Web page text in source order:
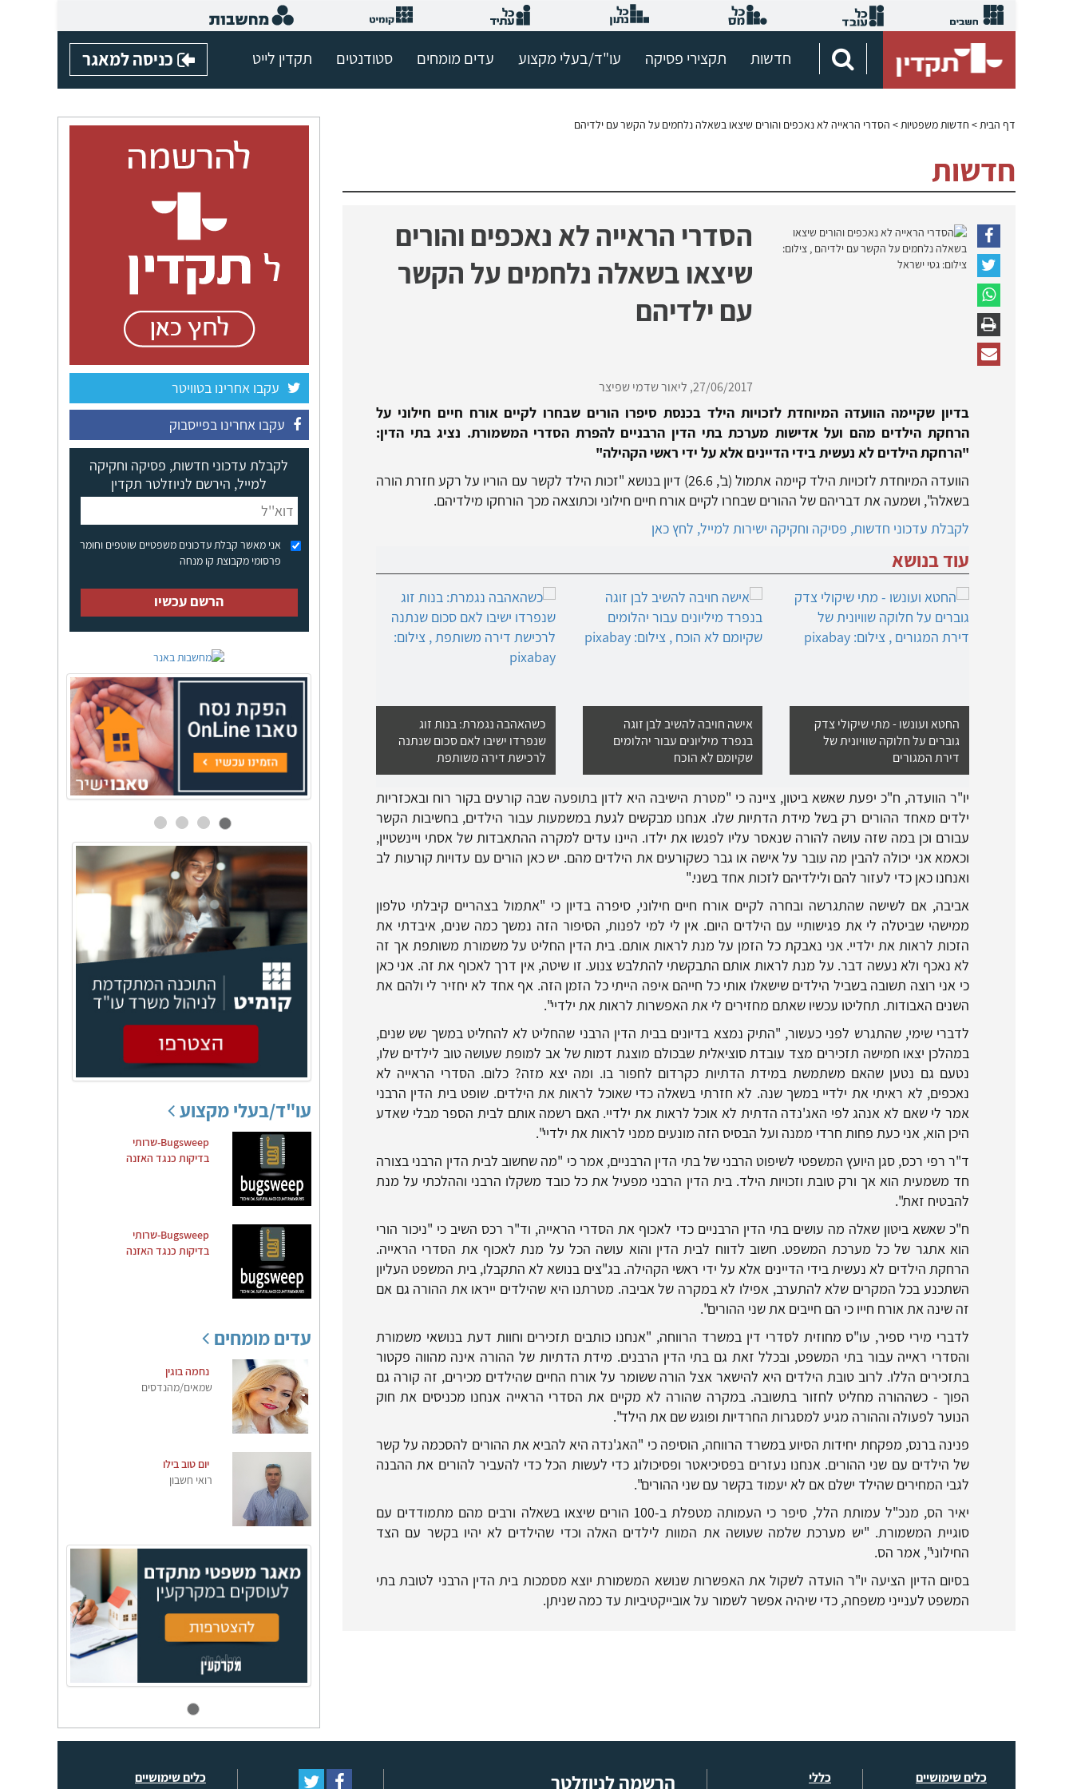
חדשות תקצירי פסיקה עו"ד/בעלי מקצוע עדים מומחים סטודנטים תקדין לייט כניסה למאגר
דף הבית> חדשות משפטיות> הסדרי הראייה לא נאכפים והורים שיצאו בשאלה נלחמים על הקשר עם ילדיהם
חדשות
הסדרי הראייה לא נאכפים והורים
שיצאו בשאלה נלחמים על הקשר
עם ילדיהם
27/06/2017, ליאור שדמי שפיצר
בדיון שקיימה הוועדה המיוחדת לזכויות הילד בכנסת סיפרו הורים שבחרו לקיים אורח חיים חילוני על
הרחקת הילדים מהם ועל אדישות מערכת בתי הדין הרבניים להפרת הסדרי המשמורת. נציג בתי הדין:
"הרחקת הילדים לא נעשית בידי הדיינים אלא על ידי ראשי הקהילה"
הוועדה המיוחדת לזכויות הילד קיימה אתמול (ב', 26.6) דיון בנושא "זכות הילד לקשר עם הוריו על רקע חזרת הורה
בשאלה", ושמעה את דבריהם של ההורים שבחרו לקיים אורח חיים חילוני וכתוצאה מכך הורחקו מילדיהם.
לקבלת עדכוני חדשות, פסיקה וחקיקה ישירות למייל, לחץ כאן
עוד בנושא
החטא ועונשו - מתי שיקולי צדק
גוברים על חלוקה שוויונית של
דירת המגורים
אישה חויבה להשיב לבן זוגה
בנפרד מיליונים עבור יהלומים
שקיומם לא הוכח
כשהאהבה נגמרת: בנות זוג
שנפרדו ישיבו לאם סכום שנתנה
לרכישת דירה משותפת
יו"ר הוועדה, ח"כ יפעת שאשא ביטון, ציינה כי "מטרת הישיבה היא לדון בתופעה שבה קורעים בקור רוח ובאכזריות
ילדים מאחד ההורים רק בשל מידת הדתיות שלו. אנחנו מבקשים לגעת במשמעות עבור הילדים, בחשיבות הקשר
עבורם וכן במה שזה עושה להורה שנאסר עליו לפגשו את ילדו. היינו עדים למקרה ההתאבדות של אסתי ויינשטיין,
וכאמא אני יכולה להבין מה עובר על אישה או גבר כשקורעים את הילדים מהם. יש כאן הורים עם עדויות קורעות לב
ואנחנו כאן כדי לעזור להם ולילדיהם לזכות אחד בשני."
אביבה, אם לשישה שהתגרשה ובחרה לקיים אורח חיים חילוני, סיפרה בדיון כי "אתמול בצהריים קיבלתי טלפון
ממישהי שביטלה לי את פגישותיי עם הילדים היום. אין לי למי לפנות, הסיפור הזה נמשך כמה שנים, איבדתי את
הזכות לראות את ילדיי. אני נאבקת כל הזמן על מנת לראות אותם. בית הדין החליט על משמורת משותפת אך זה
לא נאכף ולא נעשה דבר. על מנת לראות אותם התבקשתי להתלבש צנוע. זו שיטה, אין דרך לאכוף את זה. אני כאן
כי אני רוצה תשובה בשביל הילדים שישאלו אותי כל חייהם איפה הייתי כל הזמן הזה. אף אחד לא יחזיר לי ולהם את
השנים האבודות. תחליטו עכשיו שאתם מחזירים לי את האפשרות לראות את ילדיי".
לדברי שימי, שהתגרש לפני כעשור, "התיק נמצא בדיונים בבית הדין הרבני שהחליט לא להחליט במשך שש שנים,
במהלכן יצאו חמישה תזכירים מצד עובדת סוציאלית שבכולם מוצגת דמות של אב למופת שעושה טוב לילדים שלו,
נטעם גם נטען שהאם משתמשת במידת הדתיות כקרדום לחפור בו. ומה יצא מזה? כלום. הסדרי הראייה לא
נאכפים, לא ראיתי את ילדיי במשך שנה. לא חזרתי בשאלה כדי שאוכל לראות את הילדים. שופט בית הדין הרבני
אמר לי שאם לא אנהג לפי האג'נדה הדתית לא אוכל לראות את ילדיי. האם רשמה אותם לבית הספר מבלי שאדע
היכן הוא, אני כעת פחות חרדי ממנה ועל הבסיס הזה מונעים ממני לראות את ילדיי".
ד"ר רפי רכס, סגן היועץ המשפטי לשיפוט הרבני של בתי הדין הרבניים, אמר כי "מה שחשוב לבית הדין הרבני בצורה
חד משמעית הוא אך ורק טובת וזכויות הילד. בית הדין הרבני מפעיל את כל כובד משקלו הרבני וההלכתי על מנת
להבטיח זאת".
ח"כ שאשא ביטון שאלה מה עושים בתי הדין הרבניים כדי לאכוף את הסדרי הראייה, וד"ר רכס השיב כי "ניכור הורי
הוא אתגר של כל מערכת המשפט. חשוב לדווח לבית הדין והוא עושה הכל על מנת לאכוף את הסדרי הראייה.
הרחקת הילדים לא נעשית בידי הדיינים אלא על ידי ראשי הקהילה. בג"צים בנושא לא התקבלו, בית המשפט העליון
השתכנע בכל המקרים שלא להתערב, אפילו לא במקרה של אביבה. מטרתנו היא שהילדים ייראו את ההורה גם אם
זה שינה את אורח חייו כי הם חייבים את שני ההורים".
לדברי מירי ספיר, עו"ס מחוזית לסדרי דין במשרד הרווחה, "אנחנו כותבים תזכירים וחוות דעת בנושאי משמורת
והסדרי ראייה עבור בתי המשפט, ובכלל זאת גם בתי הדין הרבנים. מידת הדתיות של ההורה אינה מהווה פקטור
בתזכירים הללו. לרוב טובת הילדים היא להישאר אצל הורה ששומר על אורח החיים שהילדים מכירים, זה קורה גם
הפוך - כשההורה מחליט לחזור בתשובה. במקרה שהורה לא מקיים את הסדרי הראייה אנחנו מכניסים את חוק
הנוער לפעולה וההורה מגיע למסגרות החרדיות ופוגש שם את הילד".
פנינה ברנס, מפקחת יחידות הסיוע במשרד הרווחה, הוסיפה כי "האג'נדה היא להביא את ההורים להסכמה על קשר
של הילדים עם שני ההורים. אנחנו נעזרים בפסיכיאטר ופסיכולוג כדי לעשות הכל כדי להעביר להורים את ההבנה
לגבי המחירים שהילד ישלם אם לא יעמוד בקשר עם שני ההורים".
יאיר הס, מנכ"ל עמותת הלל, סיפר כי העמותה מטפלת ב-100 הורים שיצאו בשאלה ורבים מהם מתמודדים עם
סוגיית המשמורת. "יש מערכת שלמה שעושה את המוות לילדים האלה וכדי שהילדים לא יהיו בקשר עם הצד
החילוני", אמר הס.
בסיום הדיון הציעה יו"ר הועדה לשקול את האפשרות שנושא המשמורת יוצא מסמכות בית הדין הרבני לטובת בתי
המשפט לענייני משפחה, כדי שיהיה אפשר לשמור על אובייקטיביות עד כמה שניתן.
עקבו אחרינו בטוויטר
עקבו אחרינו בפייסבוק
לקבלת עדכוני חדשות, פסיקה וחקיקה
למייל, הירשם לניוזלטר תקדין
אני מאשר קבלת עדכונים משפטיים שוטפים וחומר
פרסומי מקבוצת קו מנחה
הרשם עכשיו
עו"ד/בעלי מקצוע
Bugsweep-שרותי
בדיקות כנגד האזנה
Bugsweep-שרותי
בדיקות כנגד האזנה
עדים מומחים
נחמה בוגין
שמאים/מהנדסים
יום טוב בילו
רואי חשבון
כלים שימושיים
כללי
הרשמה לניוזלטר
כלים שימושיים